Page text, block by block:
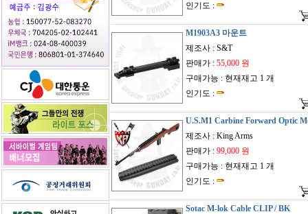
인기도 :
M1903A3 마운트
제조사 : S&T
판매가 : 55,000 원
구매가능 : 현재재고 1 개
인기도 :
U.S.M1 Carbine Forward Optic
제조사 : King Arms
판매가 : 99,000 원
구매가능 : 현재재고 1 개
인기도 :
Sotac M-lok Cable CLIP / BK